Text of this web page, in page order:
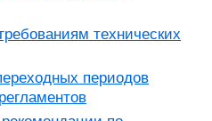
технических
периодов